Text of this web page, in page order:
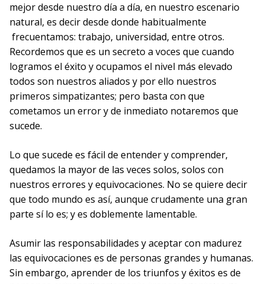
mejor desde nuestro día a día, en nuestro escenario
natural, es decir desde donde habitualmente
frecuentamos: trabajo, universidad, entre otros.
Recordemos que es un secreto a voces que cuando
logramos el éxito y ocupamos el nivel más elevado
todos son nuestros aliados y por ello nuestros
primeros simpatizantes; pero basta con que
cometamos un error y de inmediato notaremos que
sucede.
Lo que sucede es fácil de entender y comprender,
quedamos la mayor de las veces solos, solos con
nuestros errores y equivocaciones. No se quiere decir
que todo mundo es así, aunque crudamente una gran
parte sí lo es; y es doblemente lamentable.
Asumir las responsabilidades y aceptar con madurez
las equivocaciones es de personas grandes y humanas.
Sin embargo, aprender de los triunfos y éxitos es de